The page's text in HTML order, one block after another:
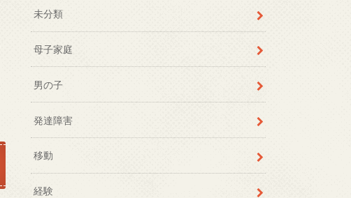
未分類
母子家庭
男の子
発達障害
移動
経験